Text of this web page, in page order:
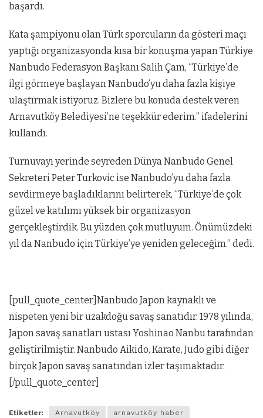
başardı.
Kata şampiyonu olan Türk sporcuların da gösteri maçı
yaptığı organizasyonda kısa bir konuşma yapan Türkiye
Nanbudo Federasyon Başkanı Salih Çam, “Türkiye’de
ilgi görmeye başlayan Nanbudo’yu daha fazla kişiye
ulaştırmak istiyoruz. Bizlere bu konuda destek veren
Arnavutköy Belediyesi’ne teşekkür ederim.” ifadelerini
kullandı.
Turnuvayı yerinde seyreden Dünya Nanbudo Genel
Sekreteri Peter Turkovic ise Nanbudo’yu daha fazla
sevdirmeye başladıklarını belirterek, “Türkiye’de çok
güzel ve katılımı yüksek bir organizasyon
gerçekleştirdik. Bu yüzden çok mutluyum. Önümüzdeki
yıl da Nanbudo için Türkiye’ye yeniden geleceğim.” dedi.
[pull_quote_center]Nanbudo Japon kaynaklı ve
nispeten yeni bir uzakdoğu savaş sanatıdır. 1978 yılında,
Japon savaş sanatları ustası Yoshinao Nanbu tarafından
geliştirilmiştir. Nanbudo Aikido, Karate, Judo gibi diğer
birçok Japon savaş sanatından izler taşımaktadır.
[/pull_quote_center]
Etiketler: Arnavutköy
arnavutköy haber